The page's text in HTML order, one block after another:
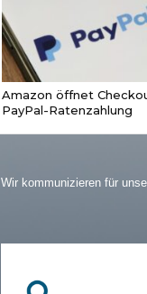
Amazon öffnet
PayPal-Ratenzahlung
Wir kommunizieren für